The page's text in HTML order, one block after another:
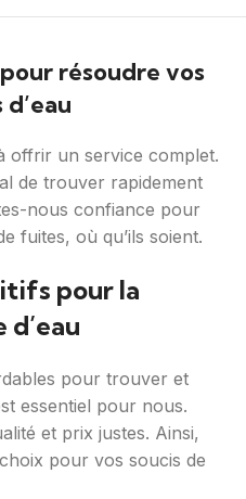
résoudre vos
offrir un service complet.
de trouver rapidement
nous confiance pour
fuites, où qu’ils soient.
pour la
pour trouver et
essentiel pour nous.
et prix justes. Ainsi,
pour vos soucis de